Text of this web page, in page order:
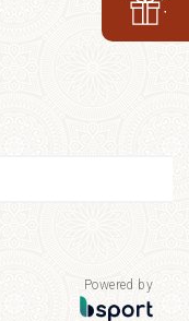
Powered by